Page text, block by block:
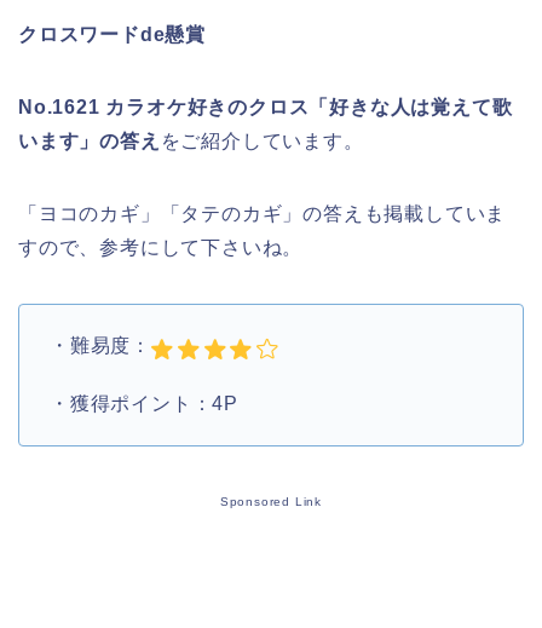
クロスワードde懸賞
No.1621 カラオケ好きのクロス「好きな人は覚えて歌
います」の答え をご紹介しています。
「ヨコのカギ」「タテのカギ」の答えも掲載していま
すので、参考にして下さいね。
・難易度：
・獲得ポイント：4P
Sponsored Link